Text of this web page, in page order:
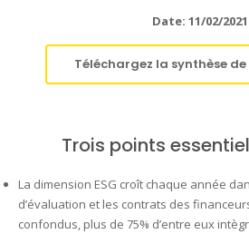
Date: 11/02/2021
Téléchargez la synthèse
Trois points
La dimension ESG croît chaque année
d’évaluation et les contrats des
confondus, plus de 75% d’entre eux